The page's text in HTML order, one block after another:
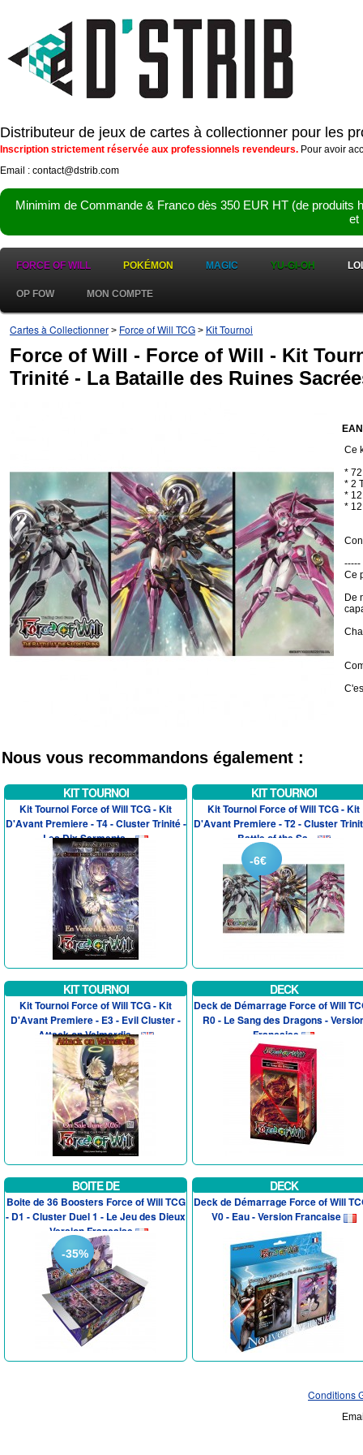
Distributeur de jeux de cartes à collectionner pour les
Inscription strictement réservée aux professionnels revendeurs. Pour avoir
Email : contact@dstrib.com
Minimim de Commande & Franco dès 350 EUR HT (de
et
FORCE OF WILL POKÉMON MAGIC YU-GI-OH
OP FOW MON COMPTE
Cartes à Collectionner > Force of Will TCG > Kit Tournoi
Force of Will - Force of Will - Kit
Trinité - La Bataille des Ruines
Ce
*
* 2
*
*
-----
Ce
De
Nous vous recommandons également :
KIT TOURNOI
Kit Tournoi Force of Will TCG - Kit
D'Avant Premiere - T4 - Cluster Trinité -
Les Dix Serments...
KIT TOURNOI
Kit Tournoi Force of Will TCG - Kit
D'Avant Premiere - T2 - Cluster
Battle of the Sa...
-6€
KIT TOURNOI
Kit Tournoi Force of Will TCG - Kit
D'Avant Premiere - E3 - Evil Cluster -
Attack on Velmardia...
DECK
Deck de Démarrage Force of Will
R0 - Le Sang des Dragons -
Francaise
BOITE DE
Boite de 36 Boosters Force of Will TCG
- D1 - Cluster Duel 1 - Le Jeu des Dieux
- Version Francaise
-35%
DECK
Deck de Démarrage Force of Will
V0 - Eau - Version Francaise
Conditions